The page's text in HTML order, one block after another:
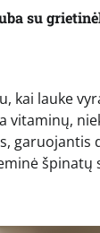
su
kai lauke
vitaminų,
garuojantis
špinatų